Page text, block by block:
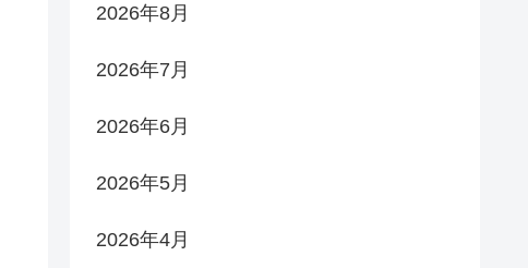
2026年8月
2026年7月
2026年6月
2026年5月
2026年4月